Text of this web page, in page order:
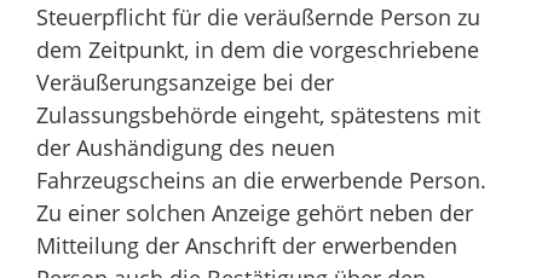
Steuerpflicht für die veräußernde Person zu
dem Zeitpunkt, in dem die vorgeschriebene
Veräußerungsanzeige bei der
Zulassungsbehörde eingeht, spätestens mit
der Aushändigung des neuen
Fahrzeugscheins an die erwerbende Person.
Zu einer solchen Anzeige gehört neben der
Mitteilung der Anschrift der erwerbenden